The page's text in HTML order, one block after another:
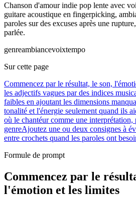
Chanson d'amour indie pop lente avec
guitare acoustique en fingerpicking,
paroles sur des excuses après une
parlée.
genreambiancevoixtempo
Sur cette page
Commencez par le résultat, le son,
les adjectifs vagues par des indices
faibles en ajoutant les dimensions
tonalité et l'énergie seulement quand ils
où le chantéur comme une interprétation,
genreAjoutez une ou deux consignes à
entre crochets quand les paroles ont
Formule de prompt
Commencez par le
l'émotion et les limites